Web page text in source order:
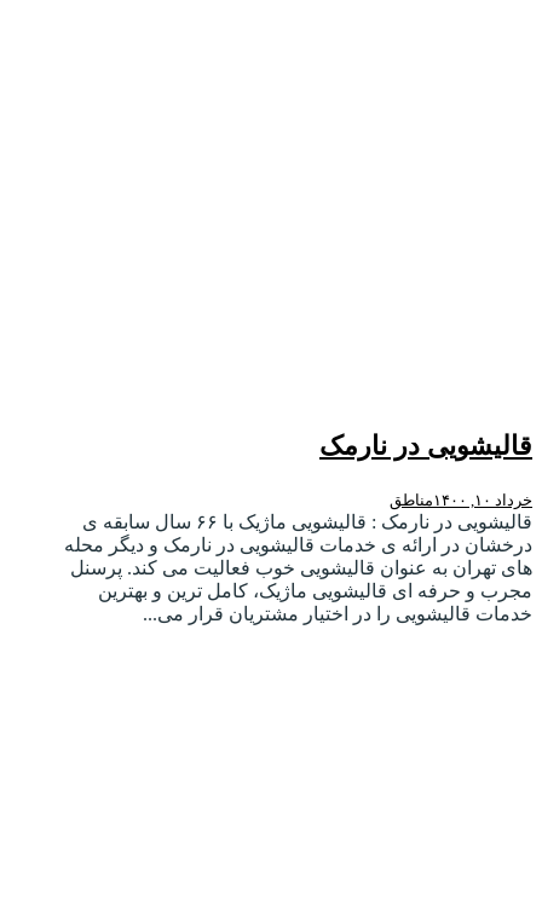
قالیشویی در نارمک
خرداد ۱۰, ۱۴۰۰ مناطق
قالیشویی در نارمک : قالیشویی ماژیک با ۶۶ سال سابقه ی
درخشان در ارائه ی خدمات قالیشویی در نارمک و دیگر محله
های تهران به عنوان قالیشویی خوب فعالیت می کند. پرسنل
مجرب و حرفه ای قالیشویی ماژیک، کامل ترین و بهترین
خدمات قالیشویی را در اختیار مشتریان قرار می...